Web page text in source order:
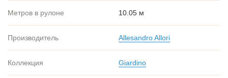
Метров в рулоне 10.05 м
Производитель Allesandro Allori
Коллекция Giardino